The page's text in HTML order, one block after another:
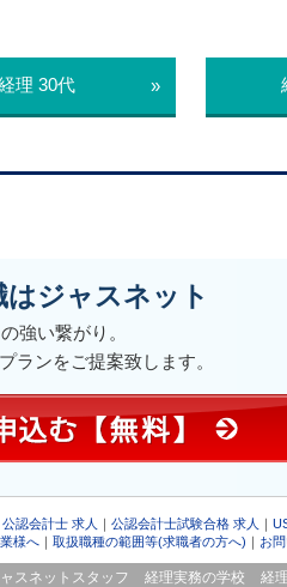
理 30代 »
ジャスネット
強い繋がり。
ランをご提案致します。
公認会計士 求人 ｜ 公認会計士試験合格 求人 ｜
様へ｜ 取扱職種の範囲等(求職者の方へ) ｜ お
スネットスタッフ 経理実務の学校 経